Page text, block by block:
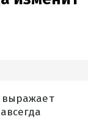
выражает